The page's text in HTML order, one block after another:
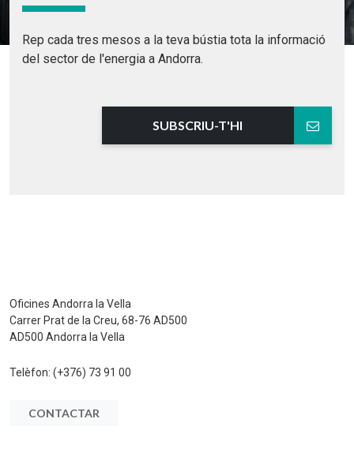
Rep cada tres mesos a la teva bústia tota la informació
del sector de l'energia a Andorra.
SUBSCRIU-T'HI
Oficines Andorra la Vella
Carrer Prat de la Creu, 68-76 AD500
AD500 Andorra la Vella
Telèfon: (+376) 73 91 00
CONTACTAR